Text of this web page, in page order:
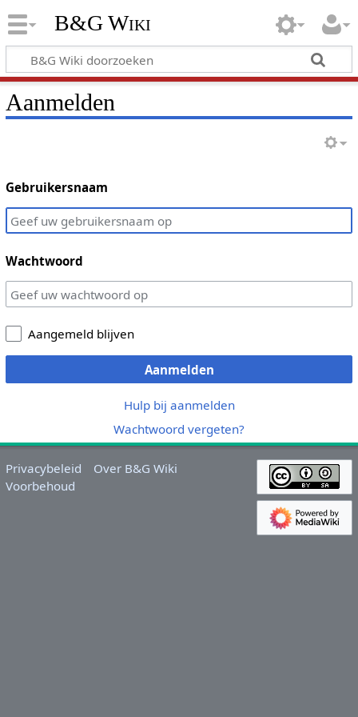
B&G Wiki
Aanmelden
Gebruikersnaam
Wachtwoord
Aangemeld blijven
Aanmelden
Hulp bij aanmelden
Wachtwoord vergeten?
Privacybeleid
Over B&G Wiki
Voorbehoud